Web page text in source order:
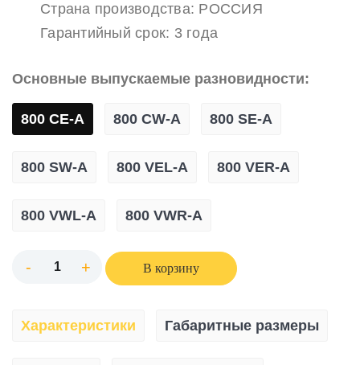
Страна производства: РОССИЯ
Гарантийный срок: 3 года
Основные выпускаемые разновидности:
800 CE-A 800 CW-A 800 SE-A
800 SW-A 800 VEL-A 800 VER-A
800 VWL-A 800 VWR-A
- + В корзину
Характеристики Габаритные размеры